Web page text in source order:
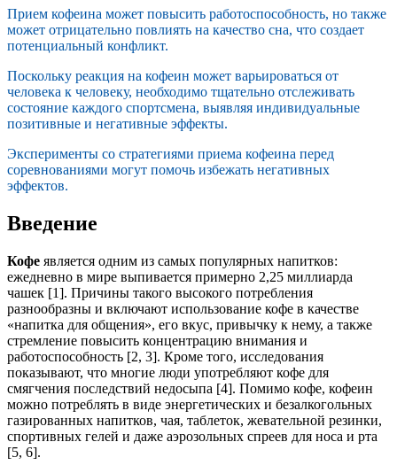
Прием кофеина может повысить работоспособность, но также
может отрицательно повлиять на качество сна, что создает
потенциальный конфликт.
Поскольку реакция на кофеин может варьироваться от
человека к человеку, необходимо тщательно отслеживать
состояние каждого спортсмена, выявляя индивидуальные
позитивные и негативные эффекты.
Эксперименты со стратегиями приема кофеина перед
соревнованиями могут помочь избежать негативных
эффектов.
Введение
Кофе является одним из самых популярных напитков:
ежедневно в мире выпивается примерно 2,25 миллиарда
чашек [1]. Причины такого высокого потребления
разнообразны и включают использование кофе в качестве
«напитка для общения», его вкус, привычку к нему, а также
стремление повысить концентрацию внимания и
работоспособность [2, 3]. Кроме того, исследования
показывают, что многие люди употребляют кофе для
смягчения последствий недосыпа [4]. Помимо кофе, кофеин
можно потреблять в виде энергетических и безалкогольных
газированных напитков, чая, таблеток, жевательной резинки,
спортивных гелей и даже аэрозольных спреев для носа и рта
[5, 6].